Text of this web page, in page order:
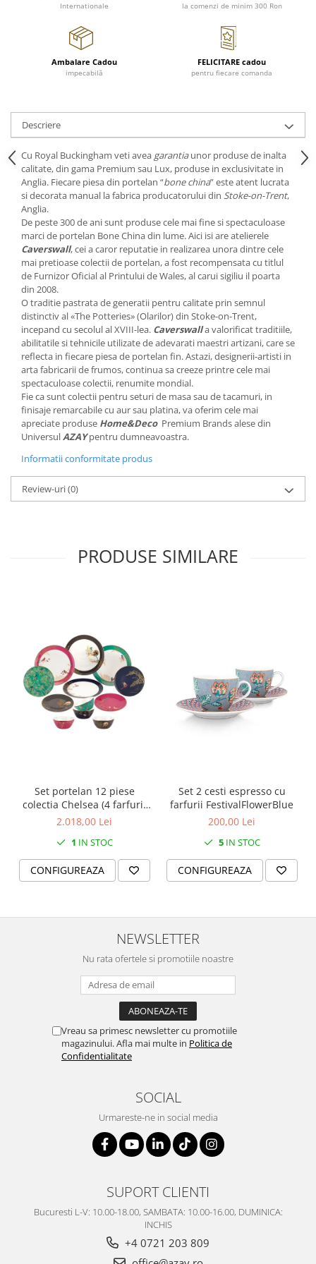
CELESTIAL PLATINUM
CORNUCOPIA
INTAGLIO
ANTHEMION BLUE
BUTTERFLY BLOOM
OLD COUNTRY ROSES
PASHMINA
SIGNET PLATINUM
CELESTIAL GOLD
NATURE
CHINOISERIE WHITE
JASPER CONRAN WHITE
GILDED MUSE
WONDERLUST
MORRIS&AMP;CO
KINGSLEY
SERENDIPITY GOLD
SERENDIPITY PLATINUM
CHELSEA
MEDICEA
CELESTIAL
PATCHWORK WILLOW
BLUE LILY
HIBISCUS
SERENDIPITY WHITE
FLOWER FESTIVAL BLUE
FLOWER FESTIVAL RED
LOVE BIRDS
CHIQUE VERDE
CHIQUE ROZ
Royal White
CHIQUE STRIPES GALBEN
CHIQUE GALBEN
Internationale la comenzi de minim 300 Ron
Ambalare Cadou
impecabilă
FELICITARE cadou
pentru fiecare comanda
Descriere
Cu Royal Buckingham veti avea garantiaunor produse de inalta
calitate, din gama Premium sau Lux, produse in exclusivitate in
Anglia. Fiecare piesa din portelan “bone china” este atent lucrata
si decorata manual la fabrica producatorului din Stoke-on-Trent,
Anglia.
De peste 300 de ani sunt produse cele mai fine si spectaculoase
marci de portelan Bone China din lume. Aici isi are atelierele
Caverswall, cei a caror reputatie in realizarea unora dintre cele
mai pretioase colectii de portelan, a fost recompensata cu titlul
de Furnizor Oficial al Printului de Wales, al carui sigiliu il poarta
din 2008.
O traditie pastrata de generatii pentru calitate prin semnul
distinctiv al «The Potteries» (Olarilor) din Stoke-on-Trent,
incepand cu secolul al XVIII-lea. Caverswalla valorificat traditiile,
abilitatile si tehnicile utilizate de adevarati maestri artizani, care se
reflecta in fiecare piesa de portelan fin. Astazi, designerii-artisti in
arta fabricarii de frumos, continua sa creeze printre cele mai
spectaculoase colectii, renumite mondial.
Fie ca sunt colectii pentru seturi de masa sau de tacamuri, in
finisaje remarcabile cu aur sau platina, va oferim cele mai
apreciate produse Home&DecoPremium Brands alese din
UniversulAZAY pentru dumneavoastra.
Informatii conformitate produs
Review-uri(0)
PRODUSE SIMILARE
Set portelan 12 piese
colectia Chelsea (4 farfurii
28 cm, 4 farfuri 20 cm si 4
2.018,00 Lei
1 IN STOC
CONFIGUREAZA
Set 2 cesti espresso cu
farfurii FestivalFlowerBlue
200,00 Lei
5IN STOC
CONFIGUREAZA
NEWSLETTER
Nu rata ofertele si promotiile noastre
Vreau sa primesc newsletter cu promotiile
magazinului. Afla mai multe in Politica de
Confidentialitate
SOCIAL
Urmareste-ne in social media
SUPORT CLIENTI
Bucuresti L-V: 10.00-18.00, SAMBATA: 10.00-16.00, DUMINICA:
INCHIS
+4 0721 203 809